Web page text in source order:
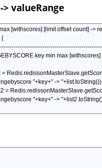
-> valueRange